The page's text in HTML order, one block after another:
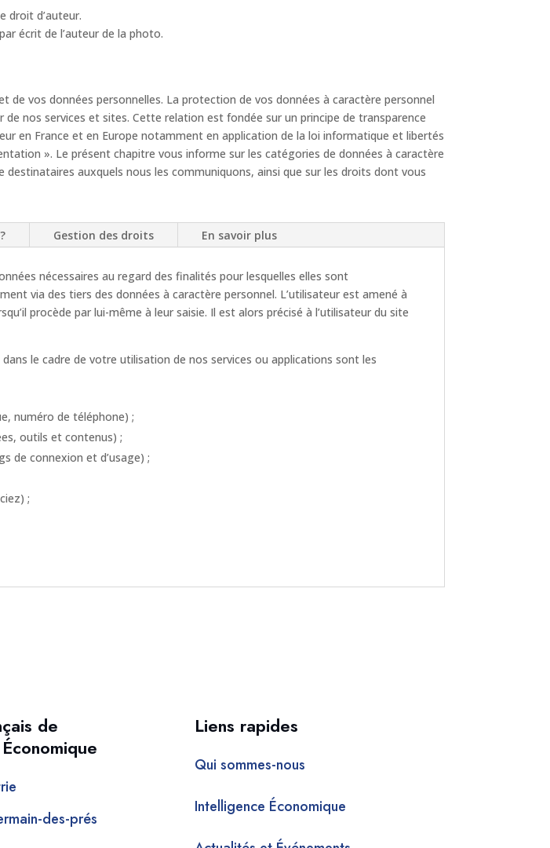
droit d’auteur.
écrit de l’auteur de la photo.
vos données personnelles. La protection de vos données à caractère personnel
nos services et sites. Cette relation est fondée sur un principe de transparence
en France et en Europe notamment en application de la loi informatique et libertés
». Le présent chapitre vous informe sur les catégories de données à caractère
auxquels nous les communiquons, ainsi que sur les droits dont vous
Gestion des droits En savoir plus
nécessaires au regard des finalités pour lesquelles elles sont
via des tiers des données à caractère personnel. L’utilisateur est amené à
procède par lui-même à leur saisie. Il est alors précisé à l’utilisateur du site
le cadre de votre utilisation de nos services ou applications sont les
numéro de téléphone) ;
outils et contenus) ;
de connexion et d’usage) ;
;
de
des-prés
Liens rapides
Qui sommes-nous
Intelligence Économique